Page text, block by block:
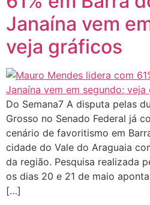
Janaína vem
veja gráficos
Do Semana7 A disputa pelas
Grosso no Senado Federal já
cenário de favoritismo em
cidade do Vale do Araguaia
da região. Pesquisa realizada
os dias 20 e 21 de maio
[…]